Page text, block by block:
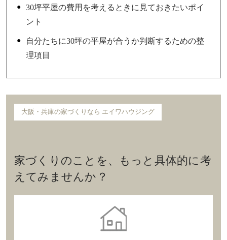
30坪平屋の費用を考えるときに見ておきたいポイ
ント
自分たちに30坪の平屋が合うか判断するための整
理項目
大阪・兵庫の家づくりなら エイワハウジング
家づくりのことを、もっと具体的に考
えてみませんか？